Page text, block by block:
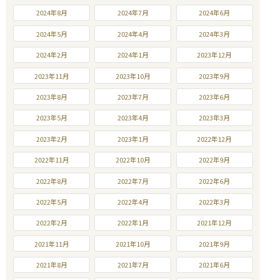
2024年8月 2024年7月 2024年6月
2024年5月 2024年4月 2024年3月
2024年2月 2024年1月 2023年12月
2023年11月 2023年10月 2023年9月
2023年8月 2023年7月 2023年6月
2023年5月 2023年4月 2023年3月
2023年2月 2023年1月 2022年12月
2022年11月 2022年10月 2022年9月
2022年8月 2022年7月 2022年6月
2022年5月 2022年4月 2022年3月
2022年2月 2022年1月 2021年12月
2021年11月 2021年10月 2021年9月
2021年8月 2021年7月 2021年6月